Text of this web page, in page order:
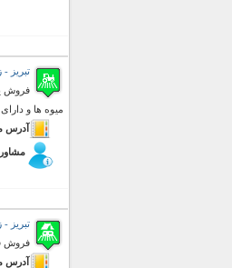
تبریز -
میوه ها و
آدرس
تبریز -
فروش
آدرس